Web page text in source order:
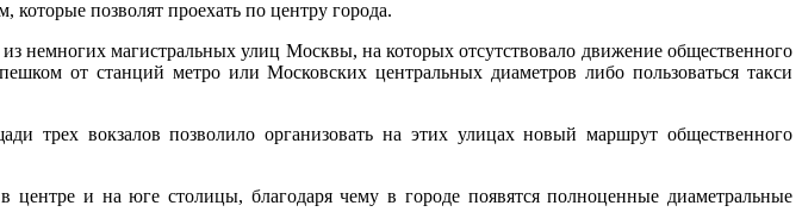
позволят проехать по центру города.
магистральных улиц Москвы, на которых отсутствовало движение общественного
от станций метро или Московских центральных диаметров либо пользоваться такси
трех вокзалов позволило организовать на этих улицах новый маршрут общественного
и на юге столицы, благодаря чему в городе появятся полноценные диаметральные